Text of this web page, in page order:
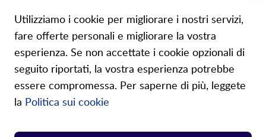
Su di noi
I nostri negozi
Shop molle normalizzate
Utilizziamo i cookie per migliorare i nostri servizi,
fare offerte personali e migliorare la vostra
esperienza. Se non accettate i cookie opzionali di
seguito riportati, la vostra esperienza potrebbe
essere compromessa. Per saperne di più, leggete
la Politica sui cookie